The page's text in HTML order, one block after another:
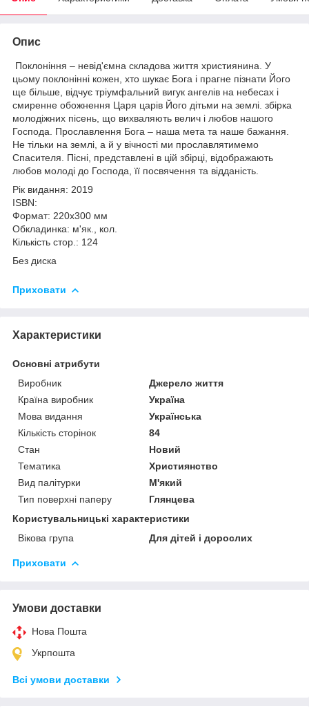
Опис
Поклоніння – невід'ємна складова життя християнина. У
цьому поклонінні кожен, хто шукає Бога і прагне пізнати Його
ще більше, відчує тріумфальний вигук ангелів на небесах і
смиренне обожнення Царя царів Його дітьми на землі. збірка
молодіжних пісень, що вихваляють велич і любов нашого
Господа. Прославлення Бога – наша мета та наше бажання.
Не тільки на землі, а й у вічності ми прославлятимемо
Спасителя. Пісні, представлені в цій збірці, відображають
любов молоді до Господа, її посвячення та відданість.
Рік видання: 2019
ISBN:
Формат: 220x300 мм
Обкладинка: м'як., кол.
Кількість стор.: 124
Без диска
Приховати
Характеристики
Основні атрибути
Виробник
Джерело життя
Країна виробник
Україна
Мова видання
Українська
Кількість сторінок
84
Стан
Новий
Тематика
Християнство
Вид палітурки
М'який
Тип поверхні паперу
Глянцева
Користувальницькі характеристики
Вікова група
Для дітей і дорослих
Приховати
Умови доставки
Нова Пошта
Укрпошта
Всі умови доставки